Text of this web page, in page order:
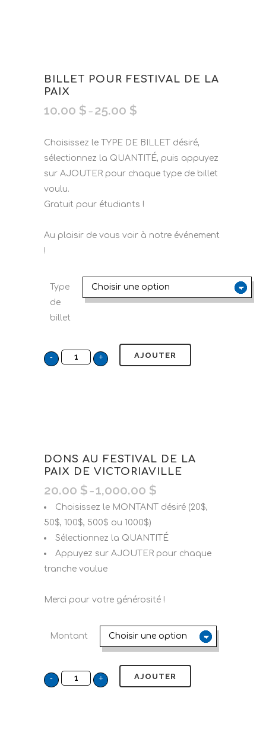
BILLET POUR FESTIVAL DE LA
PAIX
10.00 $ – 25.00 $
Choisissez le TYPE DE BILLET désiré,
sélectionnez la QUANTITÉ, puis appuyez
sur AJOUTER pour chaque type de billet
voulu.
Gratuit pour étudiants !
Au plaisir de vous voir à notre événement
!
Type
de
billet
AJOUTER
DONS AU FESTIVAL DE LA
PAIX DE VICTORIAVILLE
20.00 $ – 1,000.00 $
Choisissez le MONTANT désiré (20$,
50$, 100$, 500$ ou 1000$)
Sélectionnez la QUANTITÉ
Appuyez sur AJOUTER pour chaque
tranche voulue
Merci pour votre générosité !
Montant
AJOUTER